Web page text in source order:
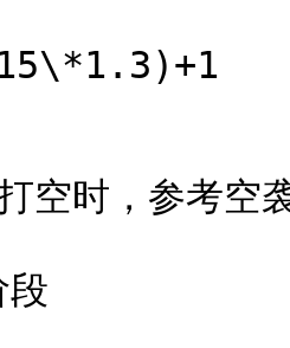
空时，参考空